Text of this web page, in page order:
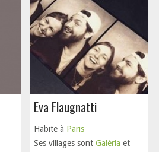
Eva Flaugnatti
Habite à Paris
Ses villages sont Galéria et